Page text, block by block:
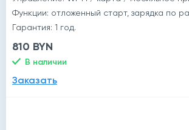
Функции: отложенный старт, зарядка по
Гарантия: 1 год.
810 BYN
В наличии
Заказать